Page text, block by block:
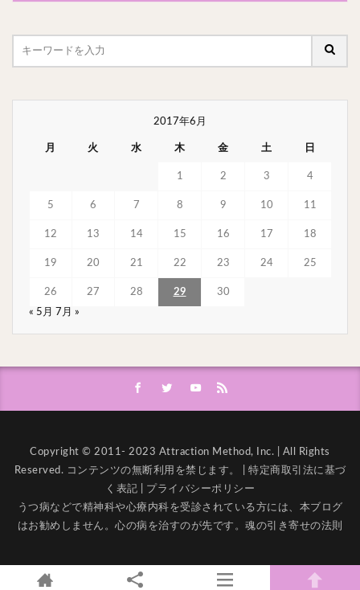
2017年6月
月 火 水 木 金 土 日
1 2 3 4
5 6 7 8 9 10 11
12 13 14 15 16 17 18
19 20 21 22 23 24 25
26 27 28 29
30
« 5月 7月 »
Copyright © 2011- 2023 Attraction Method, Inc. | All Rights
Reserved. コンテンツの無断利用を禁じます。 | 特定商取引法に基づ
く表記
プライバシーポリシー
うつ病などで精神科や心療内科を受診されている方には、本ブログ
はお勧めしません。心の病を治すのが先です。 魂の引き寄せの法則